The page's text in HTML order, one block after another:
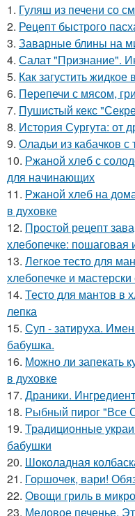
1. Гуляш из печени со
2. Рецепт быстрого
3. Заварные блины на
4. Салат "Признание".
5. Как загустить
6. Перепечи с мясом,
7. Пушистый кекс
8. История Сургута: от
9. Оладьи из кабачков с
10. Ржаной хлеб с
для начинающих
11. Ржаной хлеб на
в духовке
12. Простой рецепт
хлебопечке: пошаговая
13. Легкое тесто для
хлебопечке и мастерски
14. Тесто для мантов в
лепка
15. Суп - затируха.
бабушка.
16. Можно ли запекать
в духовке
17. Драники.
18. Рыбный пирог "Все
19. Традиционные
бабушки
20. Шоколадная
21. Гоpшочeк, вари!
22. Овощи гриль в
23. Медовое печенье.